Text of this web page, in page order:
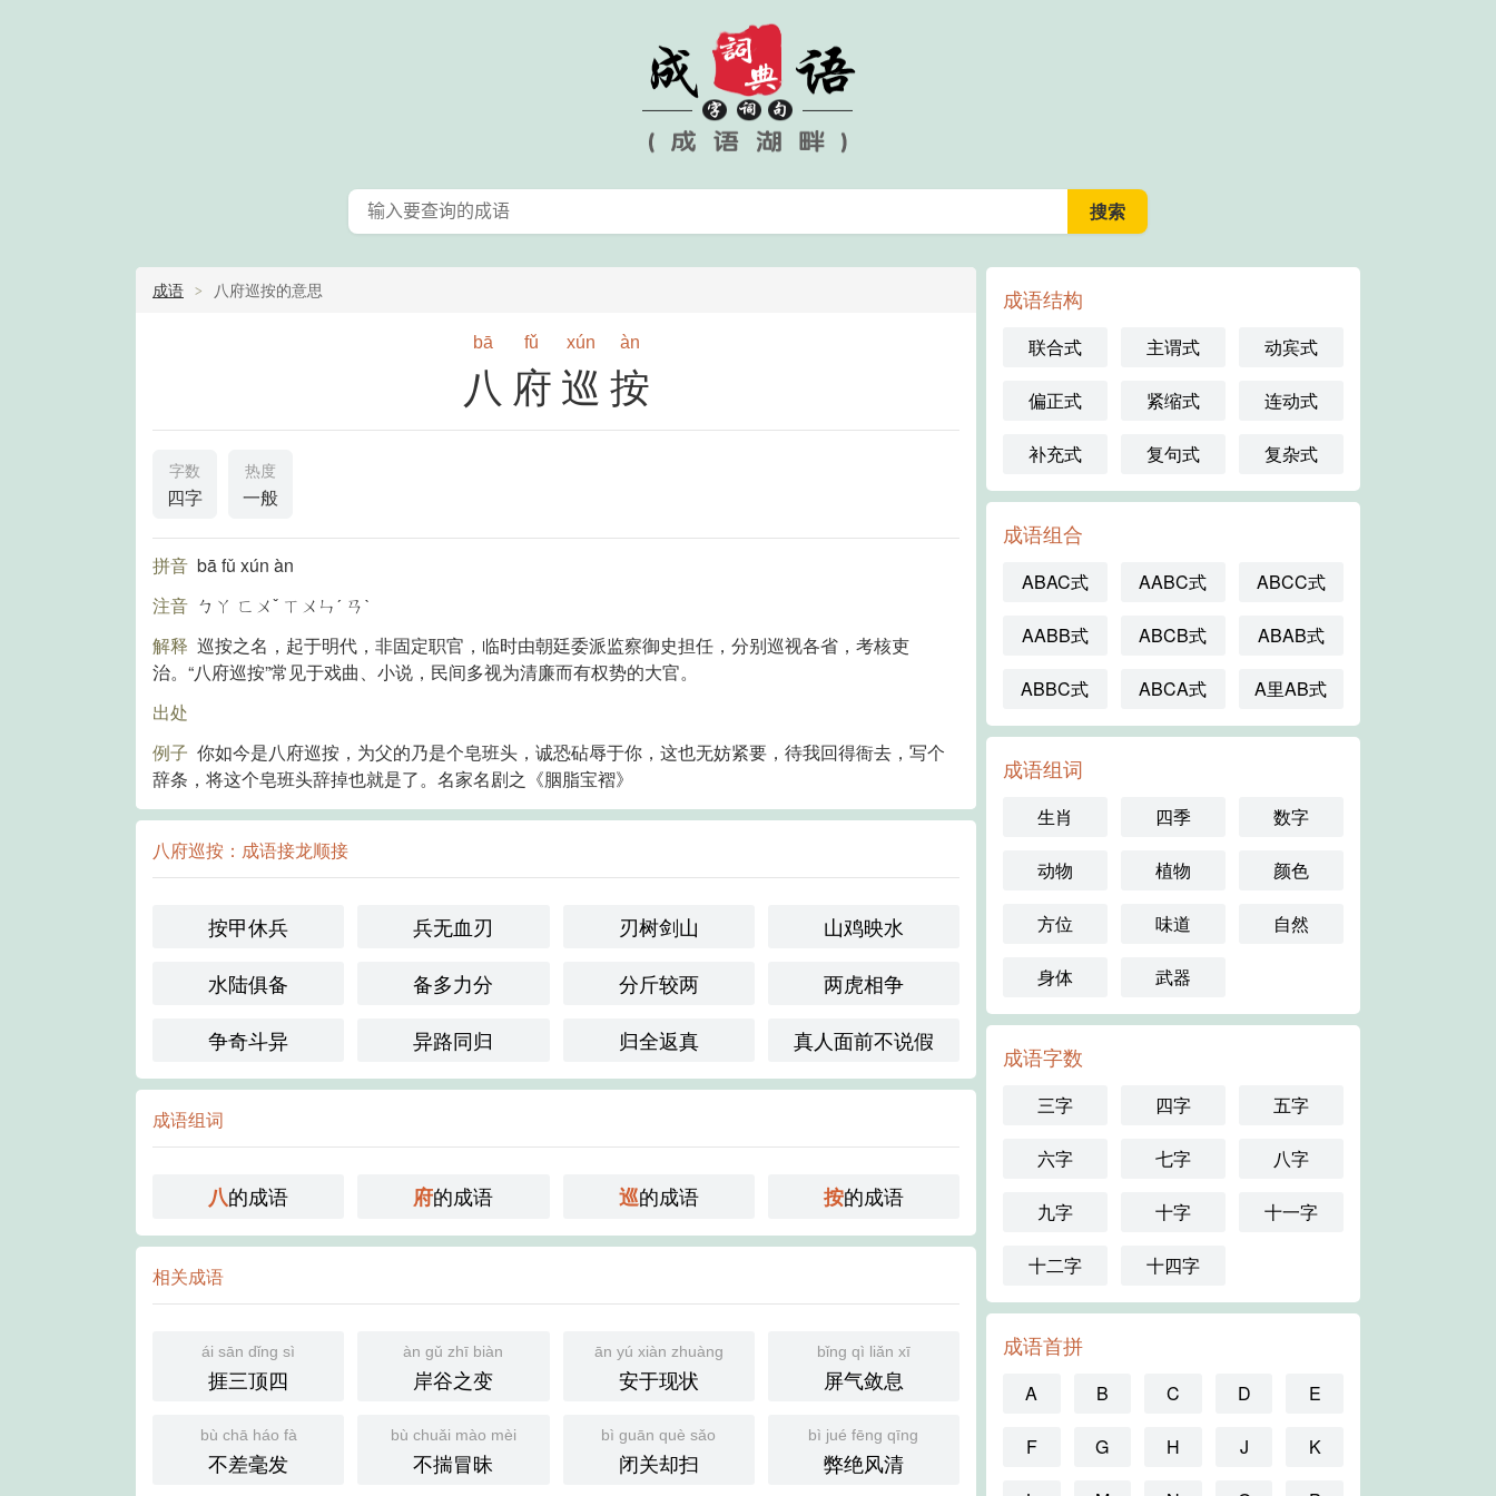
成语 八府巡按的意思
bā fǔ xún àn
八府巡按
字数
四字
热度
一般
拼音 bā fǔ xún àn
注音 ㄅㄚ ㄈㄨˇ ㄒㄨㄣˊ ㄢˋ
解释 巡按之名，起于明代，非固定职官，临时由朝廷委派监察御史担任，分别巡视各省，考核吏
治。“八府巡按”常见于戏曲、小说，民间多视为清廉而有权势的大官。
出处
例子 你如今是八府巡按，为父的乃是个皂班头，诚恐砧辱于你，这也无妨紧要，待我回得衙去，写个
辞条，将这个皂班头辞掉也就是了。名家名剧之《胭脂宝褶》
八府巡按：成语接龙顺接
按甲休兵 兵无血刃 刃树剑山
山鸡映水
水陆俱备
备多力分 分斤较两
两虎相争
争奇斗异
异路同归 归全返真 真人面前不说假
成语组词
八的成语 府的成语 巡的成语 按的成语
相关成语
ái sān dǐng sì
捱三顶四
àn gǔ zhī biàn
岸谷之变
ān yú xiàn zhuàng
安于现状
bǐng qì liǎn xī
屏气敛息
bù chā háo fà
不差毫发
bù chuǎi mào mèi
不揣冒昧
bì guān què sǎo
闭关却扫
bì jué fēng qīng
弊绝风清
成语结构
联合式 主谓式 动宾式
偏正式 紧缩式 连动式
补充式 复句式 复杂式
成语组合
ABAC式 AABC式 ABCC式
AABB式 ABCB式 ABAB式
ABBC式 ABCA式 A里AB式
成语组词
生肖 四季 数字
动物 植物 颜色
方位 味道 自然
身体 武器
成语字数
三字 四字 五字
六字 七字 八字
九字 十字 十一字
十二字 十四字
成语首拼
A B C D E
F G H J K